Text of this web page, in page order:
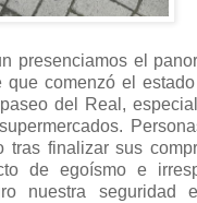
presenciamos el
que comenzó el
del Real,
tras finalizar sus
de egoísmo e
nuestra seguridad